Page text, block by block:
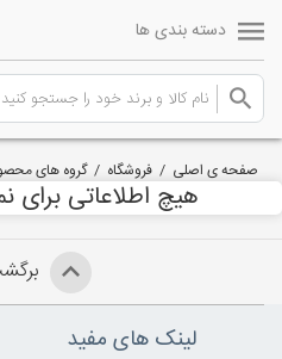
دسته بندی ها
صفحه ی اصلی / فروشگاه /گروه های
هیچ اطلاعاتی برای
لینک های مفید